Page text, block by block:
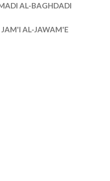
AL-BAGHDADI
AL-JAWAM'E